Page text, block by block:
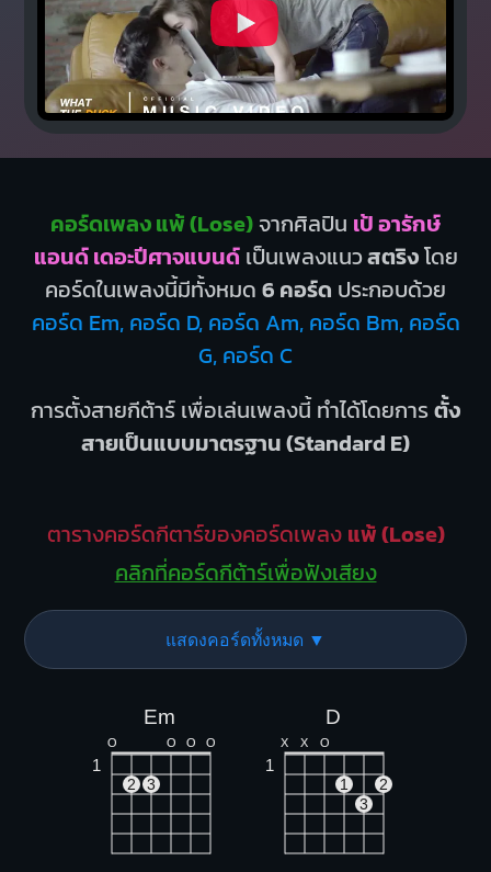
คอร์ดเพลง แพ้ (Lose) จากศิลปิน เป้ อารักษ์
แอนด์ เดอะปีศาจแบนด์เป็นเพลงแนวสตริงโดย
คอร์ดในเพลงนี้มีทั้งหมด 6 คอร์ด ประกอบด้วย
คอร์ด Em, คอร์ด D, คอร์ด Am, คอร์ด Bm, คอร์ด
G, คอร์ด C
การตั้งสายกีต้าร์ เพื่อเล่นเพลงนี้ ทำได้โดยการตั้ง
สายเป็นแบบมาตรฐาน (Standard E)
ตารางคอร์ดกีตาร์ของคอร์ดเพลง แพ้ (Lose)
คลิกที่คอร์ดกีต้าร์เพื่อฟังเสียง
แสดงคอร์ดทั้งหมด ▼
Em
O O O O
1
2 3
D
X X O
1
1
2
3